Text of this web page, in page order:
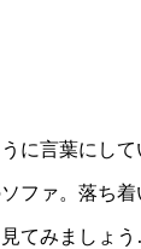
に言葉にし
ファ。落ち
てみましょ